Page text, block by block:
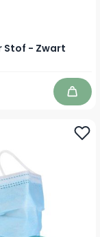
Stof - Zwart
In